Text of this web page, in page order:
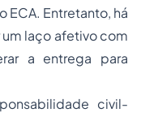
ECA. Entretanto, há
laço afetivo com
a entrega para
civil-